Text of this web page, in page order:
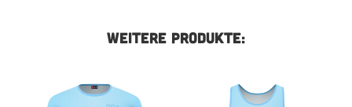
WEITERE PRODUKTE: